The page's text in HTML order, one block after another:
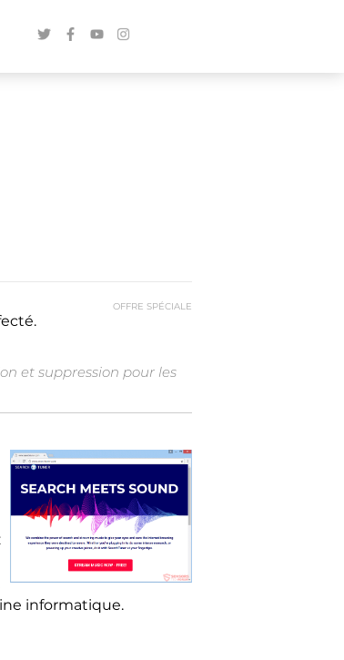
OFFRE SPÉCIALE
et suppression pour les
informatique.